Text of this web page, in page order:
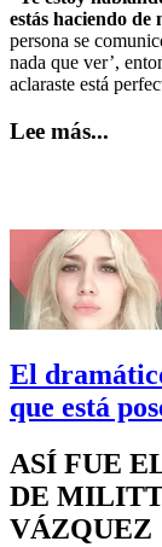
estás haciendo de
persona se
nada que ver’,
aclaraste está
Lee más...
El
que está
ASÍ FUE
DE
VÁZQUEZ